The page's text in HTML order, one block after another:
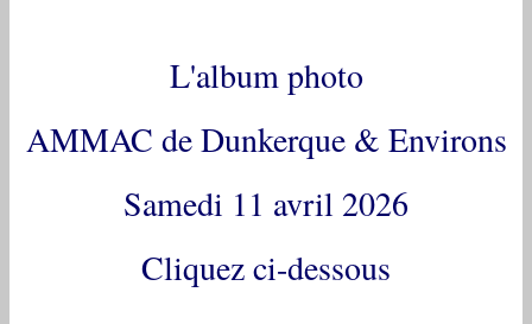
L'album photo
AMMAC de Dunkerque & Environs
Samedi 11 avril 2026
Cliquez ci-dessous